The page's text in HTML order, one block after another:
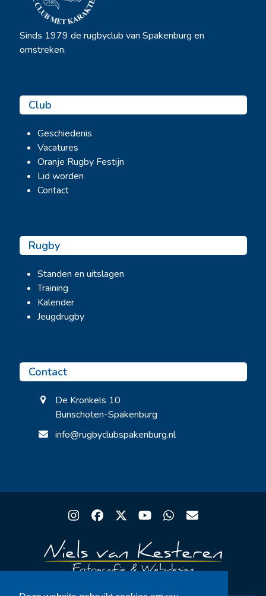
Sinds 1979 de rugbyclub van Spakenburg en
omstreken.
Club
Geschiedenis
Vacatures
Oranje Rugby Festijn
Lid worden
Contact
Rugby
Standen en uitslagen
Training
Kalender
Jeugdrugby
Contact
De Kronkels 10
Bunschoten-Spakenburg
info@rugbyclubspakenburg.nl
Instagram
Facebook
TwitterYouTubeWhatsapp
Email